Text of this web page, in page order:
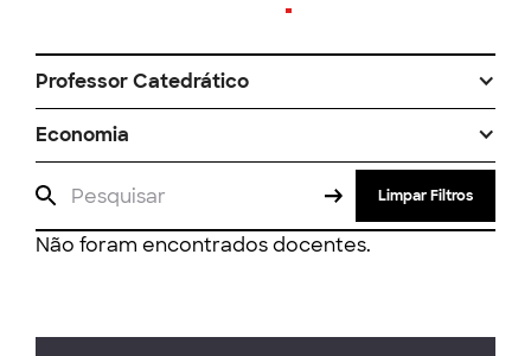
Professor Catedrático
Economia
Limpar Filtros
Não foram encontrados docentes.